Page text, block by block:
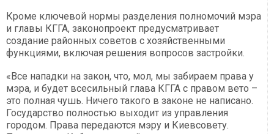
Кроме ключевой нормы разделения полномочий мэра
и главы КГГА, законопроект предусматривает
создание районных советов с хозяйственными
функциями, включая решения вопросов застройки.
«Все нападки на закон, что, мол, мы забираем права у
мэра, и будет всесильный глава КГГА с правом вето –
это полная чушь. Ничего такого в законе не написано.
Государство полностью выходит из управления
городом. Права передаются мэру и Киевсовету.